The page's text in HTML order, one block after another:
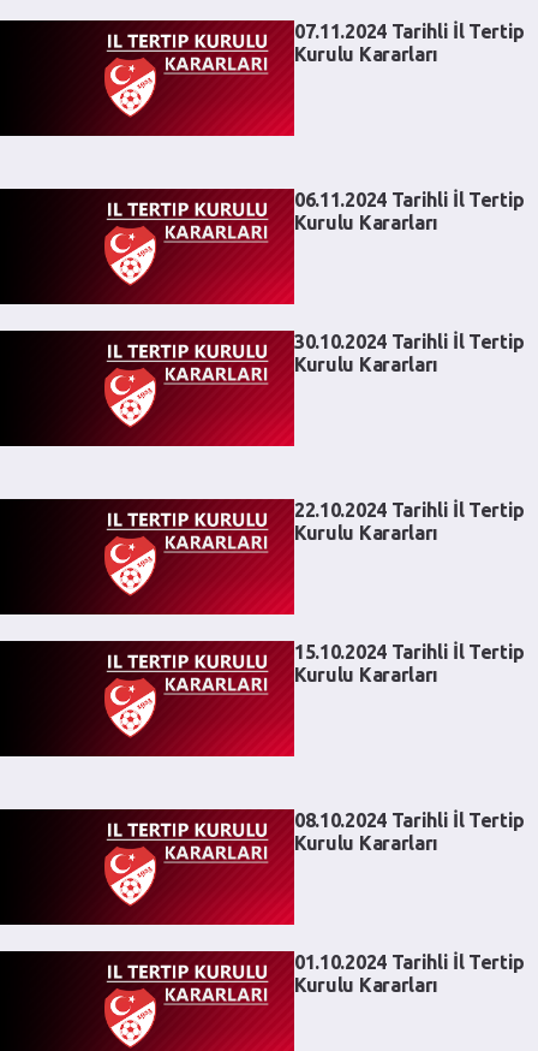
07.11.2024 Tarihli İl Tertip
Kurulu Kararları
06.11.2024 Tarihli İl Tertip
Kurulu Kararları
30.10.2024 Tarihli İl Tertip
Kurulu Kararları
22.10.2024 Tarihli İl Tertip
Kurulu Kararları
15.10.2024 Tarihli İl Tertip
Kurulu Kararları
08.10.2024 Tarihli İl Tertip
Kurulu Kararları
01.10.2024 Tarihli İl Tertip
Kurulu Kararları